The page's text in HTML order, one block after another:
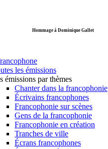
Hommage à Dominique Gallet
les émissions
émissions par thèmes
Chanter dans la francophonie
Écrivains francophones
Francophonie sur scènes
Gens de la francophonie
Francophonie en création
Tranches de ville
Écrans francophones